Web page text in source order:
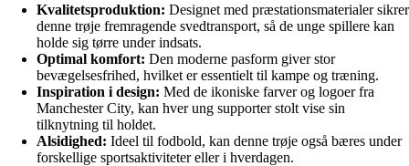
Kvalitetsproduktion: Designet med præstationsmaterialer sikrer
denne trøje fremragende svedtransport, så de unge spillere kan
holde sig tørre under indsats.
Optimal komfort: Den moderne pasform giver stor
bevægelsesfrihed, hvilket er essentielt til kampe og træning.
Inspiration i design: Med de ikoniske farver og logoer fra
Manchester City, kan hver ung supporter stolt vise sin
tilknytning til holdet.
Alsidighed: Ideel til fodbold, kan denne trøje også bæres under
forskellige sportsaktiviteter eller i hverdagen.